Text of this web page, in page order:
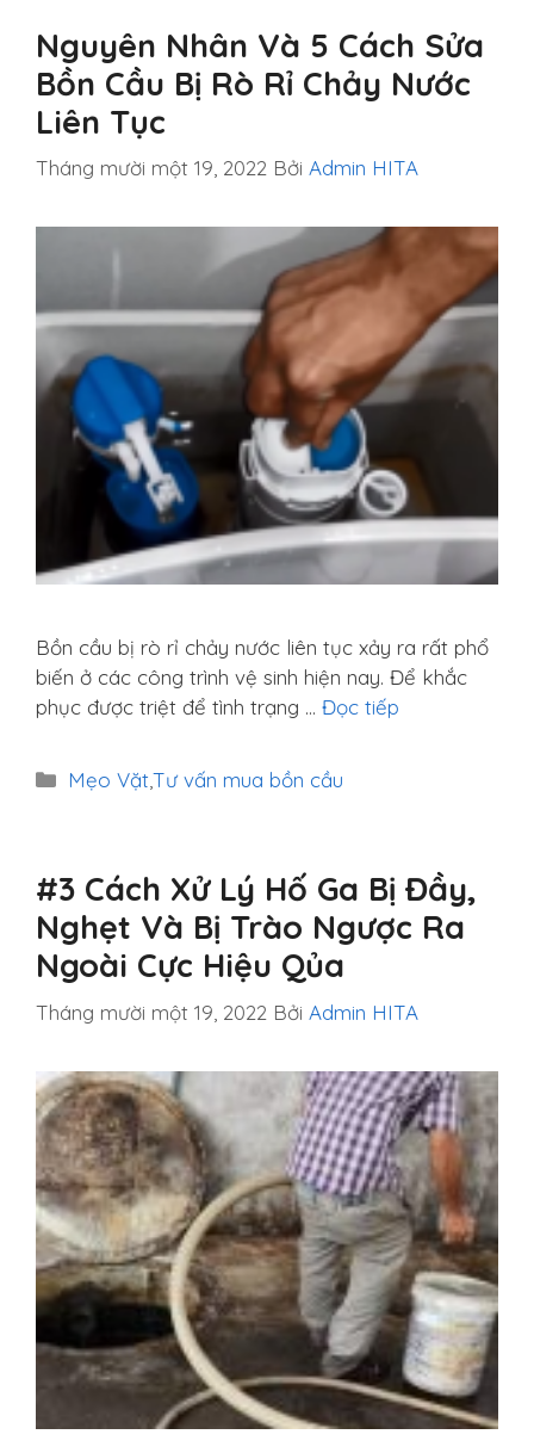
Nguyên Nhân Và 5 Cách Sửa
Bồn Cầu Bị Rò Rỉ Chảy Nước
Liên Tục
Tháng mười một 19, 2022 Bởi Admin HITA
Bồn cầu bị rò rỉ chảy nước liên tục xảy ra rất phổ
biến ở các công trình vệ sinh hiện nay. Để khắc
phục được triệt để tình trạng … Đọc tiếp
Danh
Mẹo Vặt,Tư vấn mua bồn cầu
#3 Cách Xử Lý Hố Ga Bị Đầy,
Nghẹt Và Bị Trào Ngược Ra
Ngoài Cực Hiệu Qủa
Tháng mười một 19, 2022 Bởi Admin HITA